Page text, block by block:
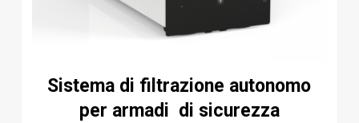
Sistema di filtrazione autonomo
per armadi di sicurezza